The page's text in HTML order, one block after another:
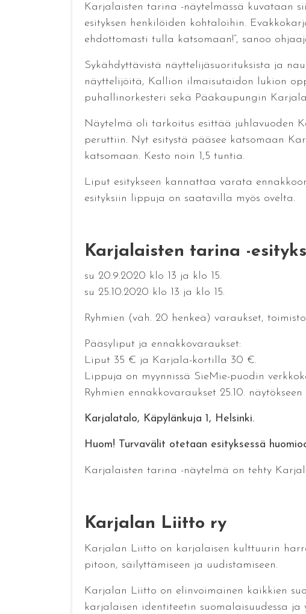
Karjalaisten tarina -näytelmässä kuvataan
esityksen henkilöiden kohtaloihin.
ehdottomasti tulla katsomaan!”, sanoo
Sykähdyttävistä näyttelijäsuorituksista ja
näyttelijöitä, Kallion ilmaisutaidon lukion
puhallinorkesteri sekä Pääkaupungin
Näytelmä oli tarkoitus esittää juhlavuoden
peruttiin. Nyt esitystä pääsee katsomaan
katsomaan. Kesto noin 1,5 tuntia.
Liput esitykseen kannattaa varata
esityksiin lippuja on saatavilla myös ovelta.
Karjalaisten tarina -
su 20.9.2020 klo 13 ja klo 15.
su 25.10.2020 klo 13 ja klo 15.
Ryhmien (väh. 20 henkeä) varaukset,
Pääsyliput ja ennakkovaraukset:
Liput 35 € ja Karjala-kortilla 30 €.
Lippuja on myynnissä SieMie-puodin
Ryhmien ennakkovaraukset 25.10.
Karjalatalo, Käpylänkuja 1, Helsinki.
Huom! Turvavälit otetaan esityksessä
Karjalaisten tarina -näytelmä on tehty
Karjalan Liitto ry
Karjalan Liitto on karjalaisen kulttuurin
pitoon, säilyttämiseen ja uudistamiseen.
Karjalan Liitto on elinvoimainen kaikkien
karjalaisen identiteetin suomalaisuudessa